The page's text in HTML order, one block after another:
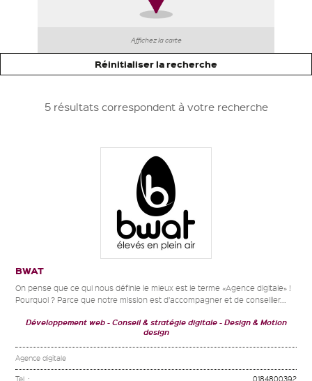
Affichez la carte
Réinitialiser la recherche
5 résultats correspondent à votre recherche
BWAT
On pense que ce qui nous définie le mieux est le terme «Agence digitale» !
Pourquoi ? Parce que notre mission est d’accompagner et de conseiller...
Développement web Conseil & stratégie digitale
Design & Motion
design
Agence digitale
Tel. : 0184800392